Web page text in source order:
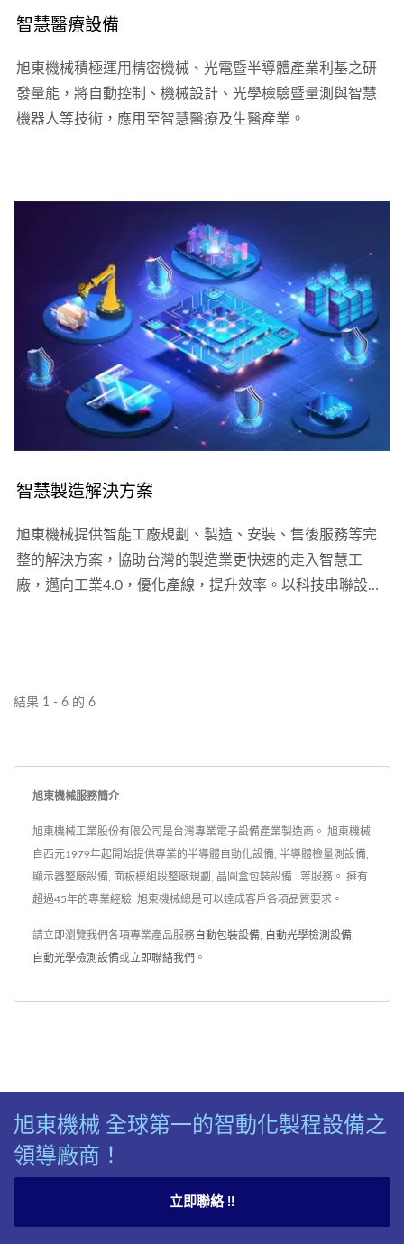
智慧醫療設備
旭東機械積極運用精密機械、光電暨半導體產業利基之研
發量能，將自動控制、機械設計、光學檢驗暨量測與智慧
機器人等技術，應用至智慧醫療及生醫產業。
智慧製造解決方案
旭東機械提供智能工廠規劃、製造、安裝、售後服務等完
整的解決方案，協助台灣的製造業更快速的走入智慧工
廠，邁向工業4.0，優化產線，提升效率。以科技串聯設
結果 1 - 6 的 6
旭東機械服務簡介
旭東機械工業股份有限公司是台灣專業電子設備產業製造商。 旭東機械
自西元1979年起開始提供專業的半導體自動化設備, 半導體檢量測設備,
顯示器整廠設備, 面板模組段整廠規劃, 晶圓盒包裝設備...等服務。 擁有
超過45年的專業經驗, 旭東機械總是可以達成客戶各項品質要求。
請立即瀏覽我們各項專業產品服務 自動包裝設備 自動光學檢測設備
自動光學檢測設備或立即聯絡我們 。
旭東機械 全球第一的智動化製程設備之
領導廠商！
立即聯絡 !!